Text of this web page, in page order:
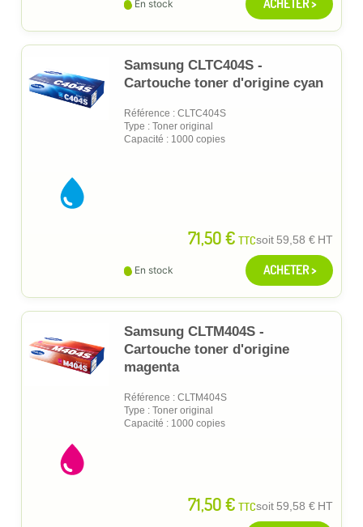
En stock ACHETER >
Samsung CLTC404S -
Cartouche toner d'origine cyan
Référence : CLTC404S
Type : Toner original
Capacité : 1000 copies
71,50 € TTCsoit 59,58 € HT
En stock ACHETER >
Samsung CLTM404S -
Cartouche toner d'origine
magenta
Référence : CLTM404S
Type : Toner original
Capacité : 1000 copies
71,50 € TTCsoit 59,58 € HT